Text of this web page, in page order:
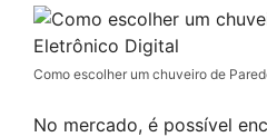
Como escolher um chuveiro de
No mercado, é possível